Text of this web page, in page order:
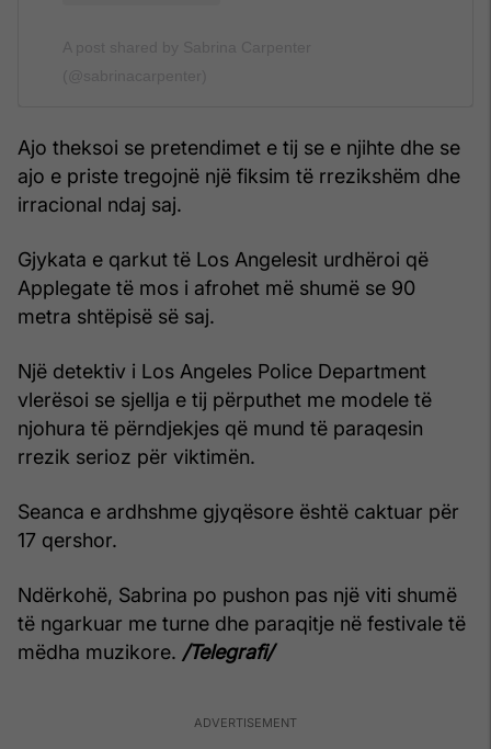
Ajo theksoi se pretendimet e tij se e njihte dhe se
ajo e priste tregojnë një fiksim të rrezikshëm dhe
irracional ndaj saj.
Gjykata e qarkut të Los Angelesit urdhëroi që
Applegate të mos i afrohet më shumë se 90
metra shtëpisë së saj.
Një detektiv i Los Angeles Police Department
vlerësoi se sjellja e tij përputhet me modele të
njohura të përndjekjes që mund të paraqesin
rrezik serioz për viktimën.
Seanca e ardhshme gjyqësore është caktuar për
17 qershor.
Ndërkohë, Sabrina po pushon pas një viti shumë
të ngarkuar me turne dhe paraqitje në festivale të
mëdha muzikore. /Telegrafi/